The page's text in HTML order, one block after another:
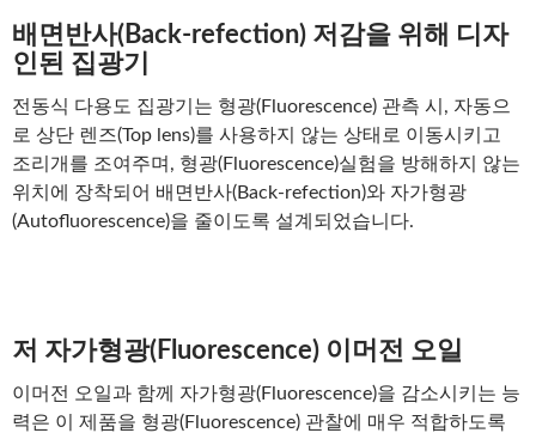
배면반사(Back-refection) 저감을 위해 디자
인된 집광기
전동식 다용도 집광기는 형광(Fluorescence) 관측 시, 자동으
로 상단 렌즈(Top lens)를 사용하지 않는 상태로 이동시키고
조리개를 조여주며, 형광(Fluorescence)실험을 방해하지 않는
위치에 장착되어 배면반사(Back-refection)와 자가형광
(Autofluorescence)을 줄이도록 설계되었습니다.
저 자가형광(Fluorescence) 이머전 오일
이머전 오일과 함께 자가형광(Fluorescence)을 감소시키는 능
력은 이 제품을 형광(Fluorescence) 관찰에 매우 적합하도록